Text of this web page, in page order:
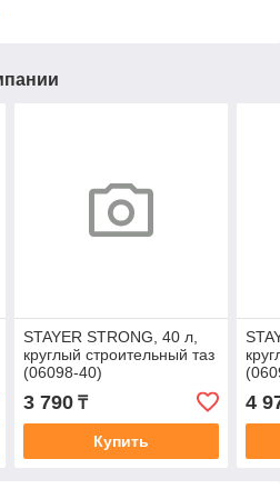
STAYER STRONG, 40 л,
круглый строительный таз
(06098-40)
3 790₸
Купить
4